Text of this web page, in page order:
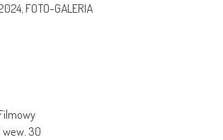
, FOTO-GALERIA
wew. 30